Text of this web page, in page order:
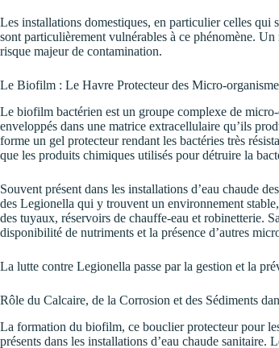
Les installations domestiques, en particulier celles qui
sont particulièrement vulnérables à ce phénomène.
risque majeur de contamination.
Le Biofilm : Le Havre Protecteur des Micro-
Le biofilm bactérien est un groupe complexe de
enveloppés dans une matrice extracellulaire qu’ils
forme un gel protecteur rendant les bactéries très
que les produits chimiques utilisés pour détruire la
Souvent présent dans les installations d’eau chaude
des Legionella qui y trouvent un environnement
des tuyaux, réservoirs de chauffe-eau et robinetterie.
disponibilité de nutriments et la présence d’autres
La lutte contre Legionella passe par la gestion et la
Rôle du Calcaire, de la Corrosion et des Sédiments
La formation du biofilm, ce bouclier protecteur pour
présents dans les installations d’eau chaude